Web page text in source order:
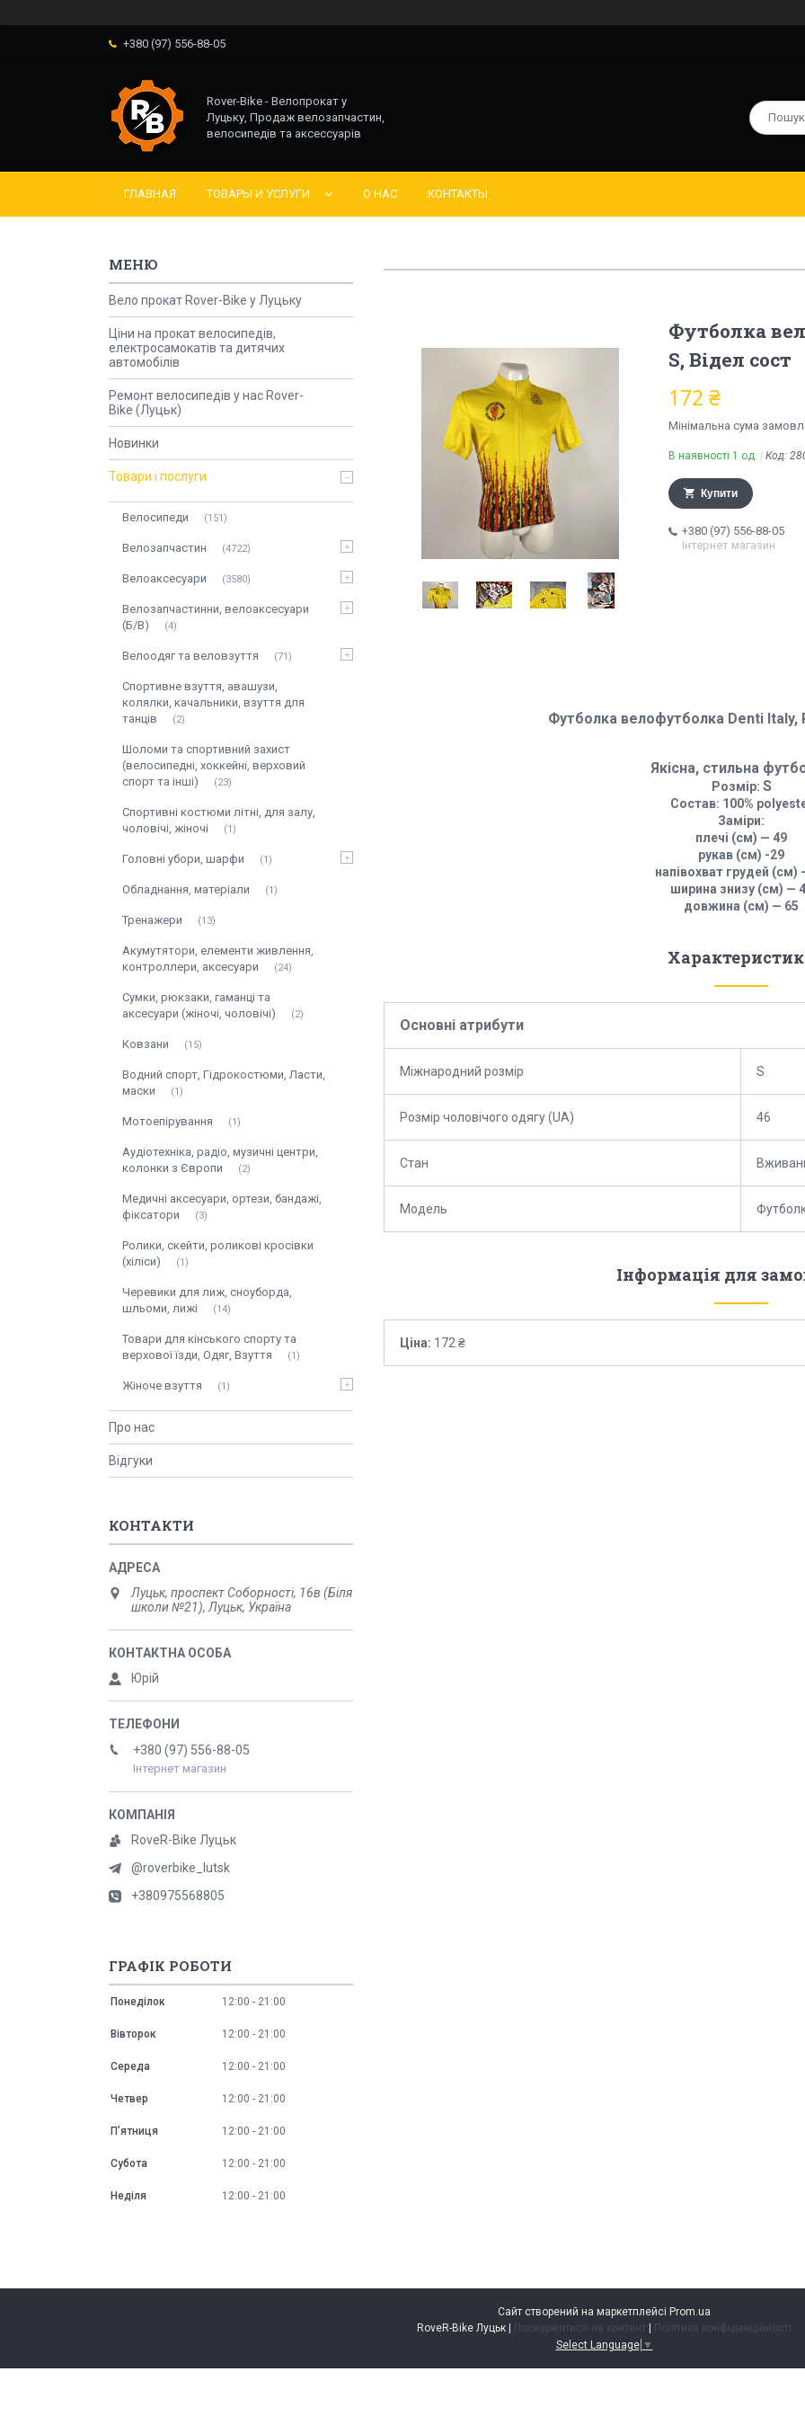
+380 (97) 556-88-05
Rover-Bike - Велопрокат у
Луцьку, Продаж велозапчастин,
велосипедів та аксессуарів
ГЛАВНАЯ ТОВАРЫ И УСЛУГИ О НАС КОНТАКТЫ
Футболка
S, Відел сост
172 ₴
Мінімальна сума
В наявності 1 од. Код:
Купити
+380 (97) 556-88-05
Інтернет магазин
Футболка велофутболка Denti Italy,
Якісна, стильна
Розмір: S
Cостав: 100%
Заміри:
плечі (см) — 49
рукав (см) -29
напівохват грудей (см)
ширина знизу (см) —
довжина (см) — 65
Основні атрибути
Міжнародний розмір S
Розмір чоловічого одягу (UA) 46
Стан
Модель
Інформація для
Ціна: 172 ₴
Вело прокат Rover-Bike у Луцьку
Ціни на прокат велосипедів,
електросамокатів та дитячих
автомобілів
Ремонт велосипедів у нас Rover-
Bike (Луцьк)
Новинки
Товари і послуги
Велосипеди 151
Велозапчастин 4722
Велоаксесуари 3580
Велозапчастинни, велоаксесуари
(Б/В)
4
Велоодяг та веловзуття 71
Спортивне взуття, авашузи,
колялки, качальники, взуття для
танців
2
Шоломи та спортивний захист
(велосипедні, хоккейні, верховий
спорт та інші)
23
Спортивні костюми літні, для залу,
чоловічі, жіночі
1
Головні убори, шарфи 1
Обладнання, матеріали 1
Тренажери 13
Акумутятори, елементи живлення,
контроллери, аксесуари
24
Сумки, рюкзаки, гаманці та
аксесуари (жіночі, чоловічі)
2
Ковзани 15
Водний спорт, Гідрокостюми, Ласти,
маски
1
Мотоепірування 1
Аудіотехніка, радіо, музичні центри,
колонки з Європи
2
Медичні аксесуари, ортези, бандажі,
фіксатори
3
Ролики, скейти, роликові кросівки
(хіліси)
1
Черевики для лиж, сноуборда,
шльоми, лижі
14
Товари для кінського спорту та
верхової їзди, Одяг, Взуття
1
Жіноче взуття 1
Про нас
Відгуки
КОНТАКТИ
Луцьк, проспект Соборності, 16в (Біля
школи №21), Луцьк, Україна
Юрій
+380 (97) 556-88-05
Інтернет магазин
RoveR-Bike Луцьк
@roverbike_lutsk
+380975568805
ГРАФІК РОБОТИ
Понеділок 12:00 21:00
Вівторок 12:00 21:00
Середа 12:00 21:00
Четвер 12:00 21:00
Пʼятниця 12:00 21:00
Субота 12:00 21:00
Неділя 12:00 21:00
Сайт створений на маркетплейсі Prom.ua
Поскаржитися на контент
Політика конфіденційності
Select Language ▼